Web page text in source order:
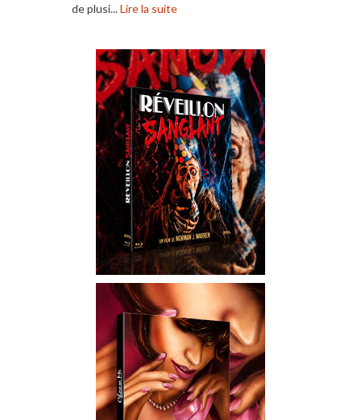
de plusi...Lire la suite